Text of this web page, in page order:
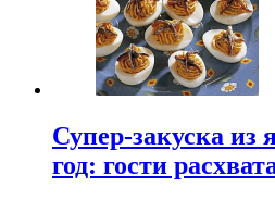
Супер-закуска
год: гости